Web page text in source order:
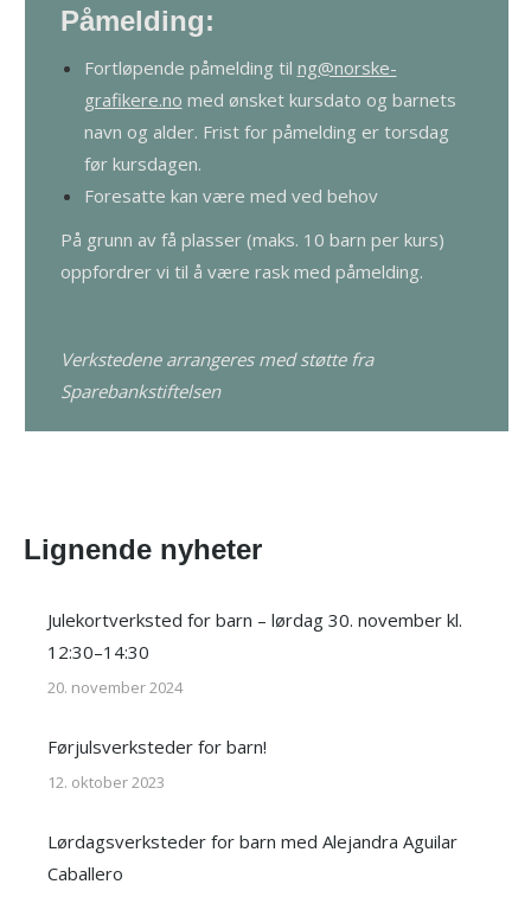
Påmelding:
Fortløpende påmelding til ng@norske-
grafikere.no med ønsket kursdato og barnets
navn og alder. Frist for påmelding er torsdag
før kursdagen.
Foresatte kan være med ved behov
På grunn av få plasser (maks. 10 barn per kurs)
oppfordrer vi til å være rask med påmelding.
Verkstedene arrangeres med støtte fra
Sparebankstiftelsen
Lignende nyheter
Julekortverksted for barn – lørdag 30. november kl.
12:30–14:30
20. november 2024
Førjulsverksteder for barn!
12. oktober 2023
Lørdagsverksteder for barn med Alejandra Aguilar
Caballero